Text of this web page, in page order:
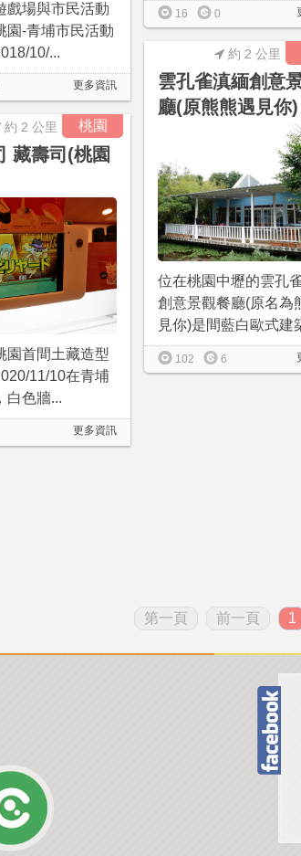
16 0
戲場與市民活動
園-青埔市民活動
10/...
更多資訊
約 2 公里
雲孔雀滇緬創意
廳(原熊熊遇見你)
位在桃園中壢的雲孔
創意景觀餐廳(原名為
見你)是間藍白歐式建
102 6
桃園
約 2 公里
藏壽司(桃園
園首間土藏造型
11/10在青埔
白色牆...
更多資訊
第一頁 前一頁 1